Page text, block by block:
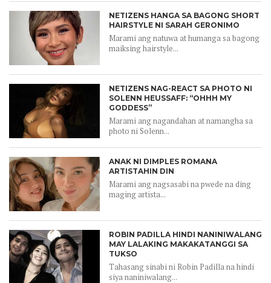
NETIZENS HANGA SA BAGONG SHORT
HAIRSTYLE NI SARAH GERONIMO
Marami ang natuwa at humanga sa bagong
maiksing hairstyle...
NETIZENS NAG-REACT SA PHOTO NI
SOLENN HEUSSAFF: “OHHH MY
GODDESS”
Marami ang nagandahan at namangha sa
photo ni Solenn...
ANAK NI DIMPLES ROMANA
ARTISTAHIN DIN
Marami ang nagsasabi na pwede na ding
maging artista...
ROBIN PADILLA HINDI NANINIWALANG
MAY LALAKING MAKAKATANGGI SA
TUKSO
Tahasang sinabi ni Robin Padilla na hindi
siya naniniwalang...